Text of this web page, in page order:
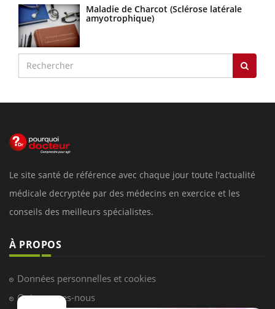
Maladie de Charcot (Sclérose latérale
amyotrophique)
Le site santé de référence avec chaque jour toute l'actualité
médicale decryptée par des médecins en exercice et les
conseils des meilleurs spécialistes.
À PROPOS
Données personnelles et cookies
Qui sommes-nous